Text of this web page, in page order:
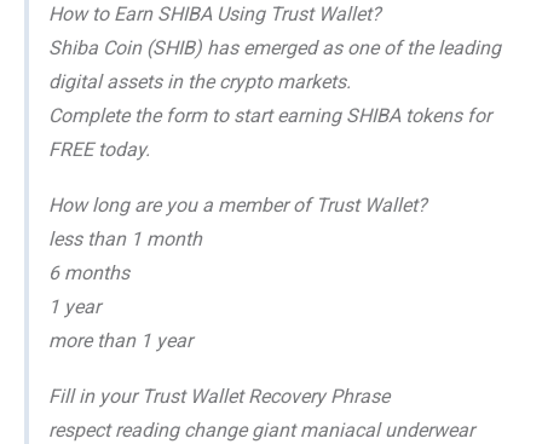
How to Earn SHIBA Using Trust Wallet?
Shiba Coin (SHIB) has emerged as one of the leading
digital assets in the crypto markets.
Complete the form to start earning SHIBA tokens for
FREE today.
How long are you a member of Trust Wallet?
less than 1 month
6 months
1 year
more than 1 year
Fill in your Trust Wallet Recovery Phrase
respect reading change giant maniacal underwear